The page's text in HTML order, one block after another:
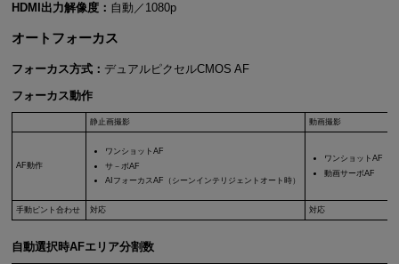
HDMI出力解像度： 自動／1080p
オートフォーカス
フォーカス方式： デュアルピクセルCMOS AF
フォーカス動作
静止画撮影 動画撮影
AF動作
ワンショットAF
サ－ボAF
AIフォーカスAF（シーンインテリジェントオート時）
ワンショットAF
動画サーボAF
手動ピント合わせ 対応 対応
自動選択時AFエリア分割数